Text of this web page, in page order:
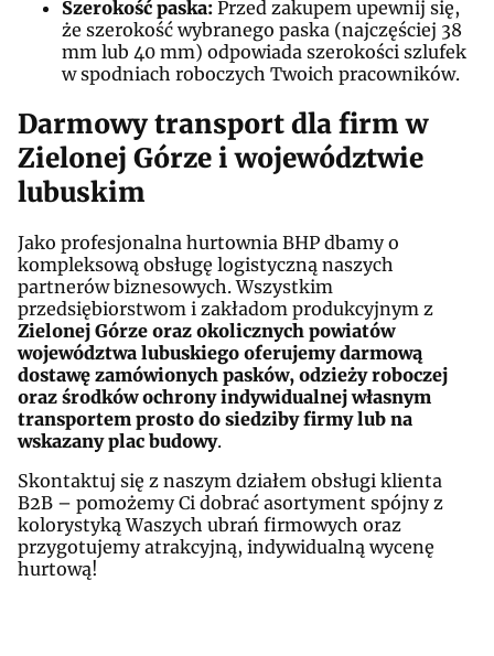
Szerokość paska: Przed zakupem upewnij się,
że szerokość wybranego paska (najczęściej 38
mm lub 40 mm) odpowiada szerokości szlufek
w spodniach roboczych Twoich pracowników.
Darmowy transport dla firm w
Zielonej Górze i województwie
lubuskim
Jako profesjonalna hurtownia BHP dbamy o
kompleksową obsługę logistyczną naszych
partnerów biznesowych. Wszystkim
przedsiębiorstwom i zakładom produkcyjnym z
Zielonej Górze oraz okolicznych powiatów
województwa lubuskiego oferujemy darmową
dostawę zamówionych pasków, odzieży roboczej
oraz środków ochrony indywidualnej własnym
transportem prosto do siedziby firmy lub na
wskazany plac budowy.
Skontaktuj się z naszym działem obsługi klienta
B2B – pomożemy Ci dobrać asortyment spójny z
kolorystyką Waszych ubrań firmowych oraz
przygotujemy atrakcyjną, indywidualną wycenę
hurtową!